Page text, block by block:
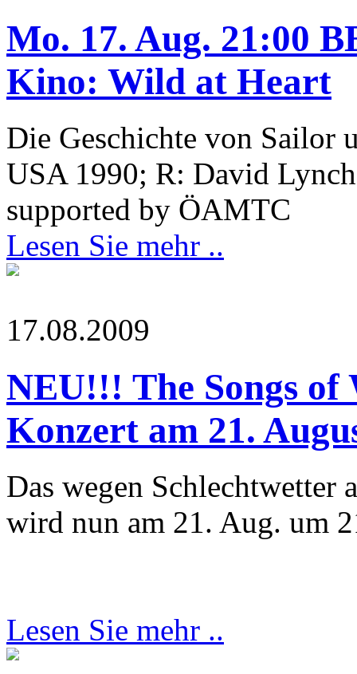
Mo. 17. Aug. 21:00
Kino: Wild at Heart
Die Geschichte von Sailor
USA 1990; R: David
supported by ÖAMTC
Lesen Sie mehr ..
17.08.2009
NEU!!! The Songs
Konzert am 21.
Das wegen Schlechtwetter
wird nun am 21. Aug. um
Lesen Sie mehr ..